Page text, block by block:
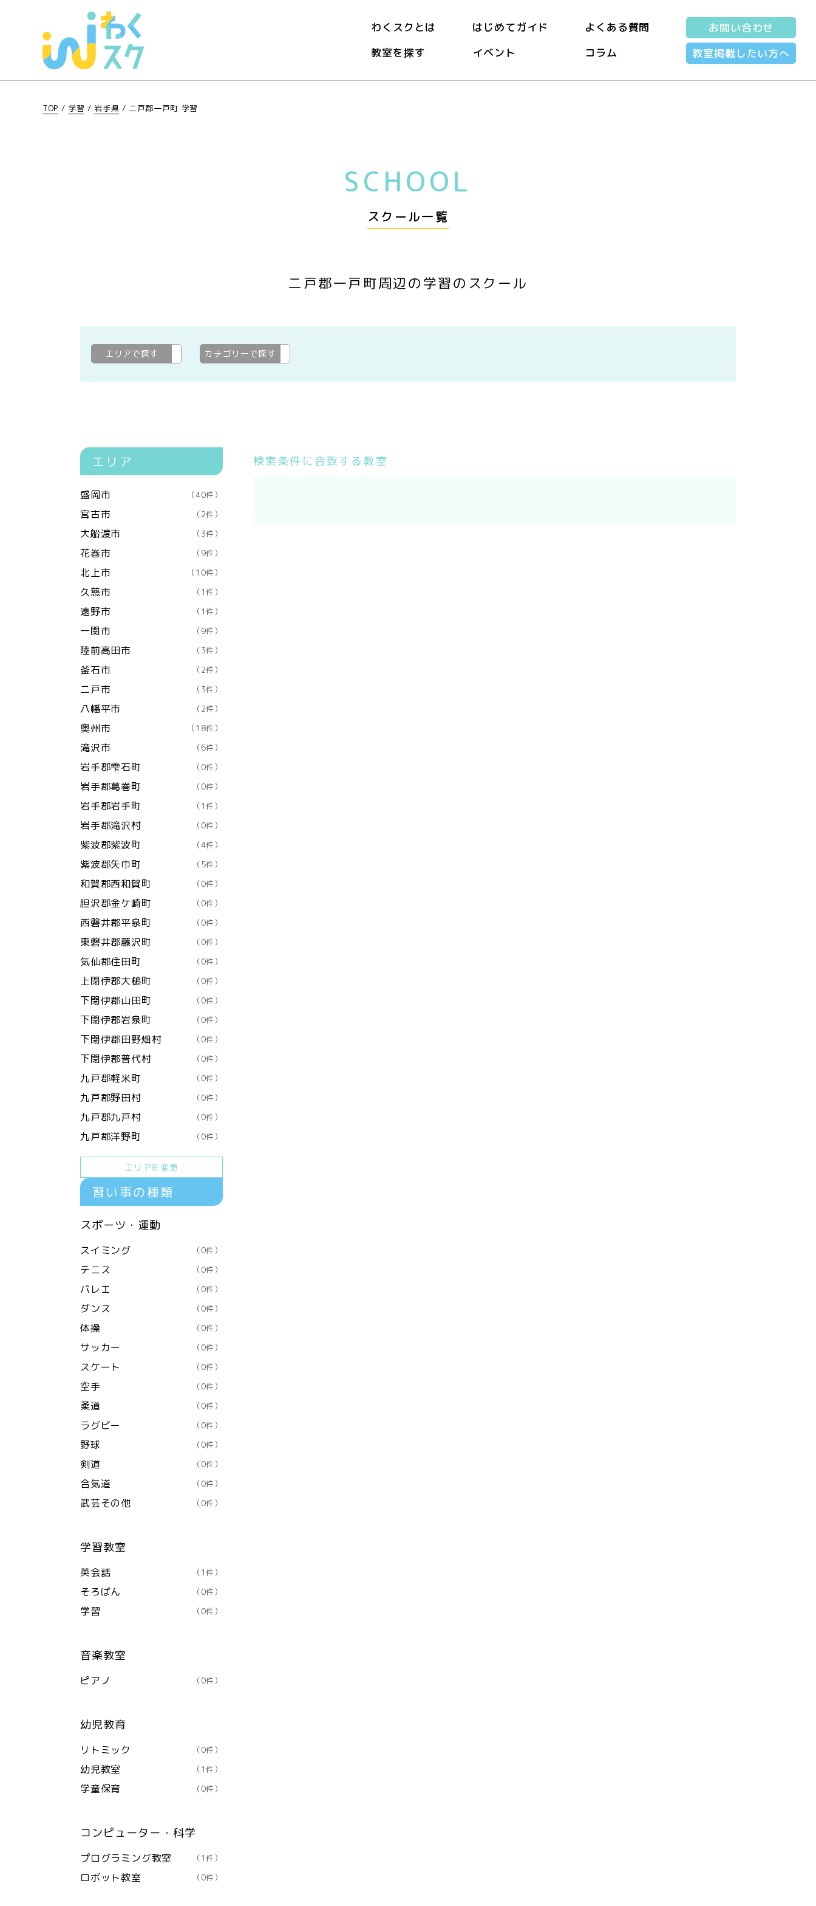
わくスクとは はじめてガイド
よくある質問
教室を探す
イベント コラム
お問い合わせ
教室掲載したい方へ
TOP / 学習 / 岩手県 / 二戸郡一戸町 学習
SCHOOL
スクール一覧
二戸郡一戸町周辺の学習のスクール
エリアで探す 二戸郡一戸町
カテゴリーで探す
エリア
盛岡市 （40件）
宮古市 （2件）
大船渡市 （3件）
花巻市 （9件）
北上市 （10件）
久慈市 （1件）
遠野市 （1件）
一関市 （9件）
陸前高田市 （3件）
釜石市 （2件）
二戸市 （3件）
八幡平市 （2件）
奥州市 （18件）
滝沢市 （6件）
岩手郡雫石町 （0件）
岩手郡葛巻町 （0件）
岩手郡岩手町 （1件）
岩手郡滝沢村 （0件）
紫波郡紫波町 （4件）
紫波郡矢巾町 （5件）
和賀郡西和賀町 （0件）
胆沢郡金ケ崎町 （0件）
西磐井郡平泉町 （0件）
東磐井郡藤沢町 （0件）
気仙郡住田町 （0件）
上閉伊郡大槌町 （0件）
下閉伊郡山田町 （0件）
下閉伊郡岩泉町 （0件）
下閉伊郡田野畑村 （0件）
下閉伊郡普代村 （0件）
九戸郡軽米町 （0件）
九戸郡野田村 （0件）
九戸郡九戸村 （0件）
九戸郡洋野町 （0件）
エリアを変更
習い事の種類
スポーツ・運動
スイミング （0件）
テニス （0件）
バレエ （0件）
ダンス （0件）
体操 （0件）
サッカー （0件）
スケート （0件）
空手 （0件）
柔道 （0件）
ラグビー （0件）
野球 （0件）
剣道 （0件）
合気道 （0件）
武芸その他 （0件）
学習教室
英会話 （1件）
そろばん （0件）
学習 （0件）
音楽教室
ピアノ （0件）
幼児教育
リトミック （0件）
幼児教室 （1件）
学童保育 （0件）
コンピューター・科学
プログラミング教室 （1件）
ロボット教室 （0件）
検索条件に合致する教室